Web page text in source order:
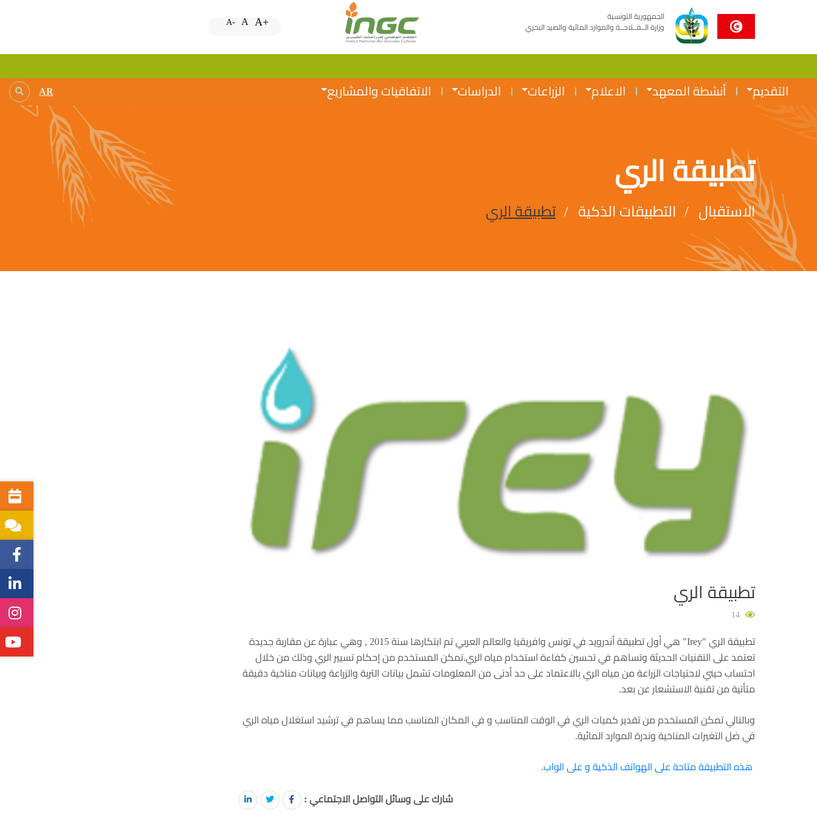
الجمهورية التونسية
وزارة الــفــلاحــة والموارد المائية والصيد البحري
A- A A+
التقديم أنشطة المعهد الاعلام الزراعات الدراسات الاتفاقيات والمشاريع AR
تطبيقة الري
الاستقبال التطبيقات الذكية تطبيقة الري
تطبيقة الري
تطبيقة الري "Irey" هي أول تطبيقة أندرويد في تونس وافريقيا والعالم العربي تم ابتكارها سنة 2015 , وهي عبارة عن مقاربة جديدة
تعتمد على التقنيات الحديثة وتساهم في تحسين كفاءة استخدام مياه الري.تمكن المستخدم من إحكام تسيير الري وذلك من خلال
احتساب حيني لاحتياجات الزراعة من مياه الري بالاعتماد على حد أدنى من المعلومات تشمل بيانات التربة والزراعة وبيانات مناخية دقيقة
متأتية من تقنية الاستشعار عن بعد.
وبالتالي تمكن المستخدم من تقدير كميات الري في الوقت المناسب و في المكان المناسب مما يساهم في ترشيد استغلال مياه الري
في ضل التغيرات المناخية وندرة الموارد المائية.
هذه التطبيقة متاحة على الهواتف الذكية و على الواب.
شارك على وسائل التواصل الاجتماعي :